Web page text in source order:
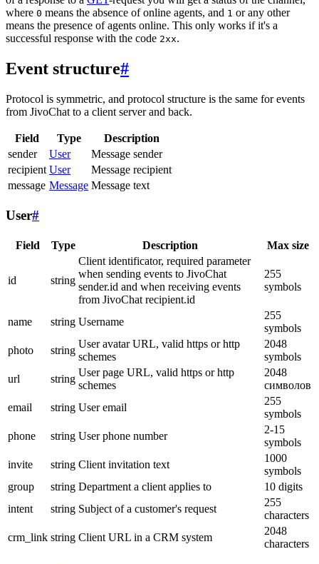
where 0 means the absence of online agents, and 1 or any other
means the presence of agents online. This only works if it's a
successful response with the code 2xx.
Event structure#
Protocol is symmetric, and protocol structure is the same for events
from JivoChat to a client server and back.
Field Type
Description
sender
User
Message sender
recipient User
Message recipient
message Message Message text
User#
Field Type Description Max size
id string
Client identificator, required parameter
when sending events to JivoChat
sender.id and when receiving events
from JivoChat recipient.id
255
symbols
name string Username
255
symbols
photo
string
User avatar URL, valid https or http
schemes
2048
symbols
url
string
User page URL, valid https or http
schemes
2048
символов
email
string User email
255
symbols
phone
string User phone number
2-15
symbols
invite
string Client invitation text
1000
symbols
group
string Department a client applies to
10 digits
intent
string Subject of a customer's request
255
characters
crm_link string Client URL in a CRM system
2048
characters